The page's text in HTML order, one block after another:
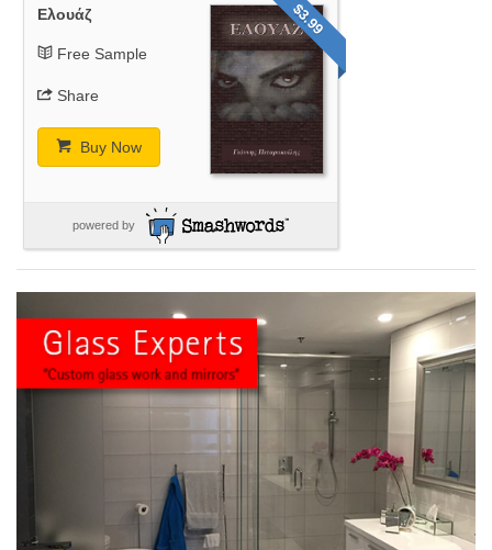
$3.99
Ελουάζ
Free Sample
Share
Buy Now
powered by